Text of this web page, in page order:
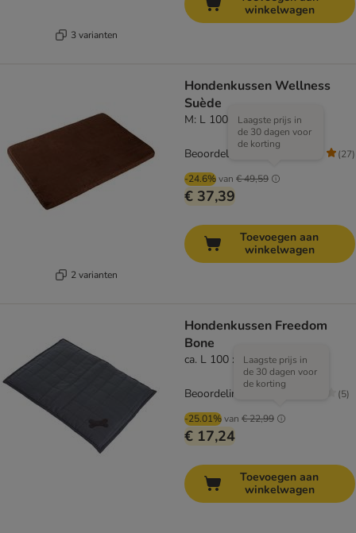
3 varianten
winkelwagen
2 varianten
Hondenkussen Wellness
Suède
M: L 100 x B 70 x H 6 cm
-24.6%van € 49,59
Laagste prijs in
de 30 dagen voor
de korting
€ 37,39
Beoordeling: 4.5/5 (27)
Toevoegen aan
winkelwagen
Hondenkussen Freedom
Bone
ca. L 100 x B 70 x H 4 cm
-25.01%van € 22,99
Laagste prijs in
de 30 dagen voor
de korting
€ 17,24
Beoordeling: 2.8/5 (5)
Toevoegen aan
winkelwagen